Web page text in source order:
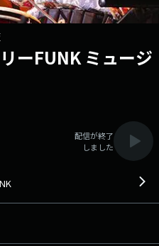
ーFUNK ミュージ
配信が終了
しました